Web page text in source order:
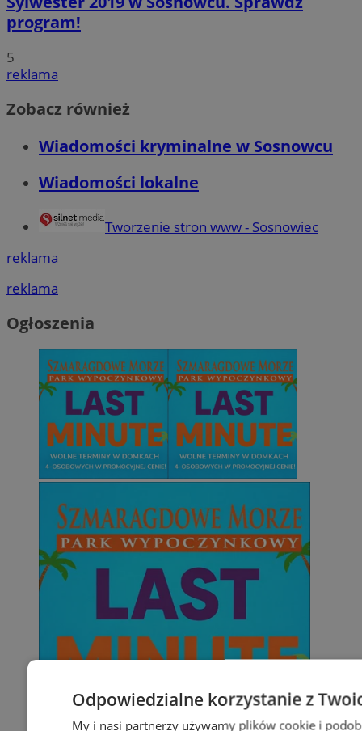
program!
5
reklama
Zobacz również
Wiadomości kryminalne w Sosnowcu
Wiadomości lokalne
Tworzenie stron www - Sosnowiec
reklama
reklama
Ogłoszenia
Odpowiedzialne korzystanie z
My i nasi partnerzy używamy plików cookie i